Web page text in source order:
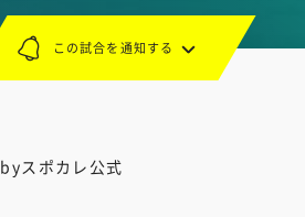
byスポカレ公式
この試合を通知する